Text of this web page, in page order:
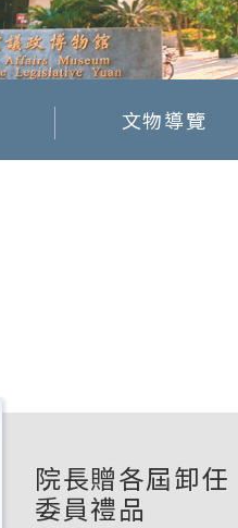
文物導覽
院長贈各屆卸任
委員禮品